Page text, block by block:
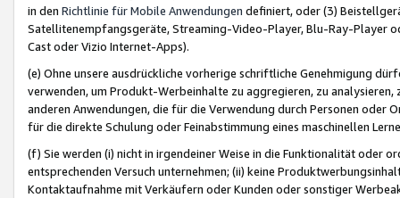
in den Richtlinie für Mobile Anwendungen definiert, oder (3)
Satellitenempfangsgeräte, Streaming-Video-Player, Blu-Ray-Player
Cast oder Vizio Internet-Apps).
(e) Ohne unsere ausdrückliche vorherige schriftliche Genehmigung
verwenden, um Produkt-Werbeinhalte zu aggregieren, zu
anderen Anwendungen, die für die Verwendung durch Personen
für die direkte Schulung oder Feinabstimmung eines maschinellen
(f) Sie werden (i) nicht in irgendeiner Weise in die Funktionalität oder
entsprechenden Versuch unternehmen; (ii) keine
Kontaktaufnahme mit Verkäufern oder Kunden oder sonstiger